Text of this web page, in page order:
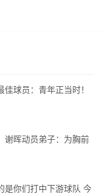
佳球员：青年正当时！
谢晖动员弟子：为胸前
是你们打中下游球队 今